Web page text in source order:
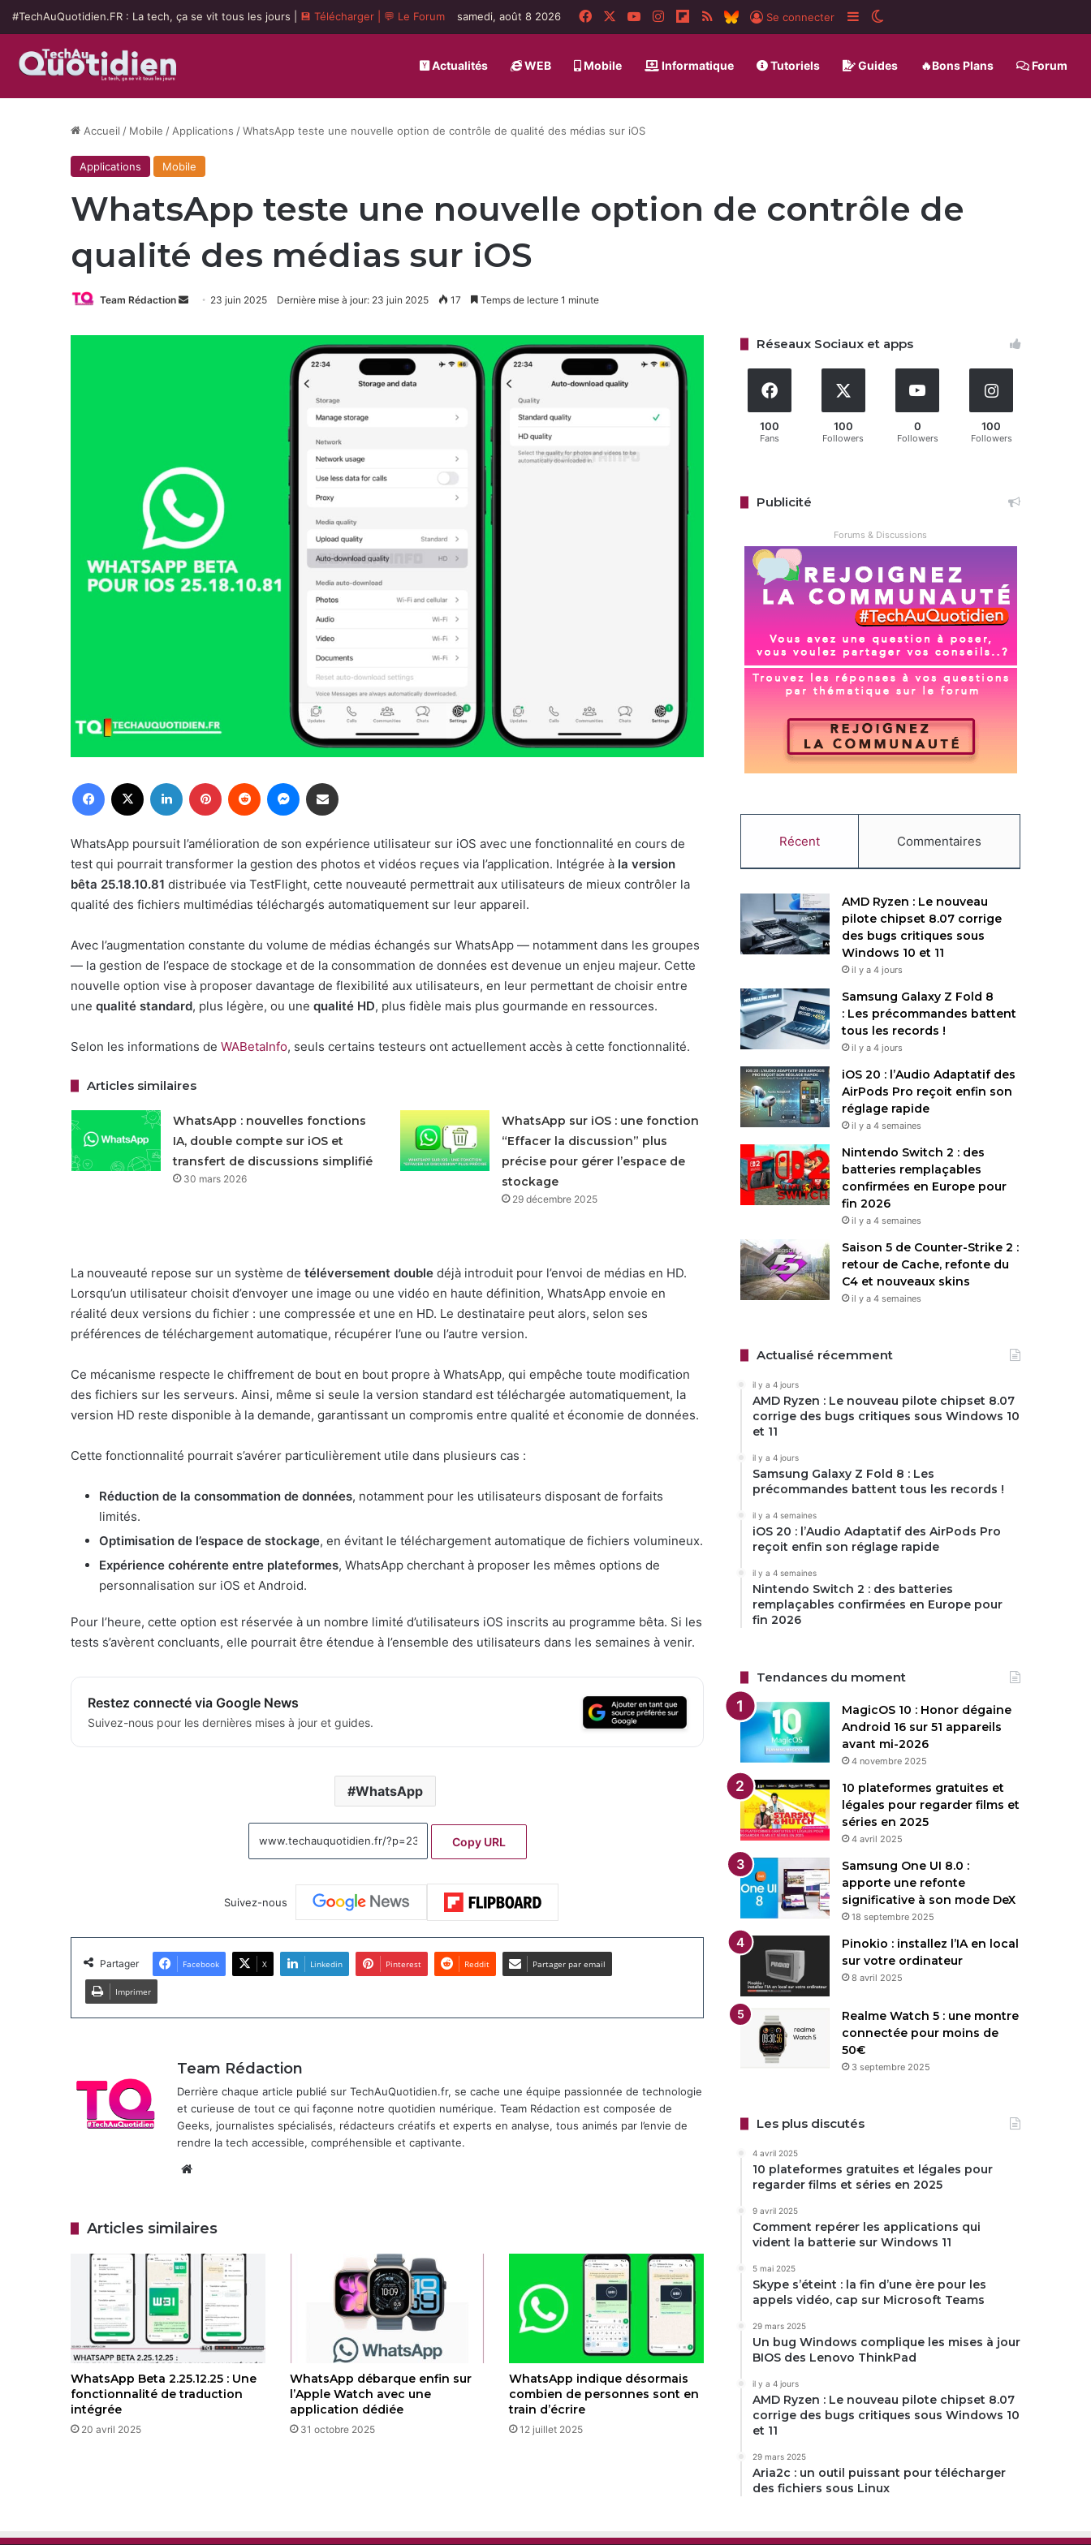
#TechAuQuotidien.FR : La tech, ça se vit tous les jours | 💾 Télécharger 💬 Le Forum samedi, août 8 2026 FacebookYouTubeInstagramFlipboard
RSS BlueSky
Se connecter Sidebar (barre latérale)
Actualités WEB Mobile Informatique Tutoriels Guides 🔥Bons Plans Forum
Accueil / Mobile / Applications /WhatsApp teste une nouvelle option de contrôle de qualité des médias sur iOS
Applications Mobile
WhatsApp teste une nouvelle option de contrôle de
qualité des médias sur iOS
Team Rédaction
Envoyer
courriel
23 juin 2025 Dernière mise à jour: 23 juin 2025 17 Temps de lecture 1 minute
Facebook Linkedin Pinterest Reddit Messenger
WhatsApp poursuit l’amélioration de son expérience utilisateur sur iOS avec une fonctionnalité en cours de
test qui pourrait transformer la gestion des photos et vidéos reçues via l’application. Intégrée à la version
bêta 25.18.10.81 distribuée via TestFlight, cette nouveauté permettrait aux utilisateurs de mieux contrôler la
qualité des fichiers multimédias téléchargés automatiquement sur leur appareil.
Avec l’augmentation constante du volume de médias échangés sur WhatsApp — notamment dans les groupes
— la gestion de l’espace de stockage et de la consommation de données est devenue un enjeu majeur. Cette
nouvelle option vise à proposer davantage de flexibilité aux utilisateurs, en leur permettant de choisir entre
une qualité standard, plus légère, ou une qualité HD, plus fidèle mais plus gourmande en ressources.
Selon les informations de WABetaInfo, seuls certains testeurs ont actuellement accès à cette fonctionnalité.
Articles similaires
WhatsApp : nouvelles fonctions
IA, double compte sur iOS et
transfert de discussions simplifié
30 mars 2026
WhatsApp sur iOS : une fonction
“Effacer la discussion” plus
précise pour gérer l’espace de
stockage
29 décembre 2025
La nouveauté repose sur un système de téléversement double déjà introduit pour l’envoi de médias en HD.
Lorsqu’un utilisateur choisit d’envoyer une image ou une vidéo en haute définition, WhatsApp envoie en
réalité deux versions du fichier : une compressée et une en HD. Le destinataire peut alors, selon ses
préférences de téléchargement automatique, récupérer l’une ou l’autre version.
Ce mécanisme respecte le chiffrement de bout en bout propre à WhatsApp, qui empêche toute modification
des fichiers sur les serveurs. Ainsi, même si seule la version standard est téléchargée automatiquement, la
version HD reste disponible à la demande, garantissant un compromis entre qualité et économie de données.
Cette fonctionnalité pourrait s’avérer particulièrement utile dans plusieurs cas :
Réduction de la consommation de données, notamment pour les utilisateurs disposant de forfaits
limités.
Optimisation de l’espace de stockage, en évitant le téléchargement automatique de fichiers volumineux.
Expérience cohérente entre plateformes, WhatsApp cherchant à proposer les mêmes options de
personnalisation sur iOS et Android.
Pour l’heure, cette option est réservée à un nombre limité d’utilisateurs iOS inscrits au programme bêta. Si les
tests s’avèrent concluants, elle pourrait être étendue à l’ensemble des utilisateurs dans les semaines à venir.
Restez connecté via Google News
Suivez-nous pour les dernières mises à jour et guides.
WhatsApp
Copy URL
Suivez-nous
Partager Facebook X Linkedin Pinterest Reddit Partager par email
Imprimer
Team Rédaction
Derrière chaque article publié sur TechAuQuotidien.fr, se cache une équipe passionnée de technologie
et curieuse de tout ce qui façonne notre quotidien numérique. Team Rédaction est composée de
Geeks, journalistes spécialisés, rédacteurs créatifs et experts en analyse, tous animés par l’envie de
rendre la tech accessible, compréhensible et captivante.
Articles similaires
WhatsApp Beta 2.25.12.25 : Une
fonctionnalité de traduction
intégrée
20 avril 2025
WhatsApp débarque enfin sur
l’Apple Watch avec une
application dédiée
31 octobre 2025
WhatsApp indique désormais
combien de personnes sont en
train d’écrire
12 juillet 2025
Réseaux Sociaux et apps
100
Fans
100
Followers
0
Followers
100
Followers
Publicité
Forums & Discussions
Récent Commentaires
AMD Ryzen : Le nouveau
pilote chipset 8.07 corrige
des bugs critiques sous
Windows 10 et 11
il y a 4 jours
Samsung Galaxy Z Fold 8
: Les précommandes battent
tous les records !
il y a 4 jours
iOS 20 : l’Audio Adaptatif des
AirPods Pro reçoit enfin son
réglage rapide
il y a 4 semaines
Nintendo Switch 2 : des
batteries remplaçables
confirmées en Europe pour
fin 2026
il y a 4 semaines
Saison 5 de Counter-Strike 2 :
retour de Cache, refonte du
C4 et nouveaux skins
il y a 4 semaines
Actualisé récemment
il y a 4 jours
AMD Ryzen : Le nouveau pilote chipset 8.07
corrige des bugs critiques sous Windows 10
et 11
il y a 4 jours
Samsung Galaxy Z Fold 8 : Les
précommandes battent tous les records !
il y a 4 semaines
iOS 20 : l’Audio Adaptatif des AirPods Pro
reçoit enfin son réglage rapide
il y a 4 semaines
Nintendo Switch 2 : des batteries
remplaçables confirmées en Europe pour
fin 2026
Tendances du moment
MagicOS 10 : Honor dégaine
Android 16 sur 51 appareils
avant mi-2026
4 novembre 2025
10 plateformes gratuites et
légales pour regarder films et
séries en 2025
4 avril 2025
Samsung One UI 8.0 :
apporte une refonte
significative à son mode DeX
18 septembre 2025
Pinokio : installez l’IA en local
sur votre ordinateur
8 avril 2025
Realme Watch 5 : une montre
connectée pour moins de
50€
3 septembre 2025
Les plus discutés
4 avril 2025
10 plateformes gratuites et légales pour
regarder films et séries en 2025
9 avril 2025
Comment repérer les applications qui
vident la batterie sur Windows 11
5 mai 2025
Skype s’éteint : la fin d’une ère pour les
appels vidéo, cap sur Microsoft Teams
29 mars 2025
Un bug Windows complique les mises à jour
BIOS des Lenovo ThinkPad
il y a 4 jours
AMD Ryzen : Le nouveau pilote chipset 8.07
corrige des bugs critiques sous Windows 10
et 11
29 mars 2025
Aria2c : un outil puissant pour télécharger
des fichiers sous Linux